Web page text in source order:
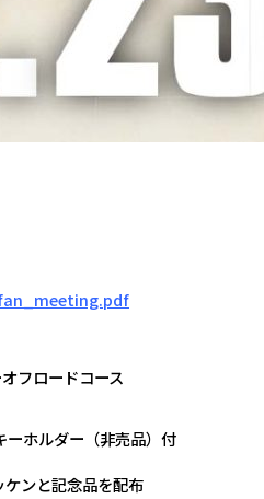
フロードコース
ホルダー（非売品）付
ンと記念品を配布